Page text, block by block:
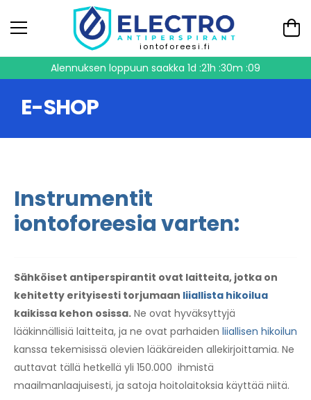
iontoforeesi.fi
Alennuksen loppuun saakka 1d :21h :30m :08
E-SHOP
Instrumentit
iontoforeesia varten:
Sähköiset antiperspirantit ovat laitteita, jotka on
kehitetty erityisesti torjumaan liiallista hikoilua
kaikissa kehon osissa. Ne ovat hyväksyttyjä
lääkinnällisiä laitteita, ja ne ovat parhaiden liiallisen hikoilun
kanssa tekemisissä olevien lääkäreiden allekirjoittamia. Ne
auttavat tällä hetkellä yli 150.000 ihmistä
maailmanlaajuisesti, ja satoja hoitolaitoksia käyttää niitä.